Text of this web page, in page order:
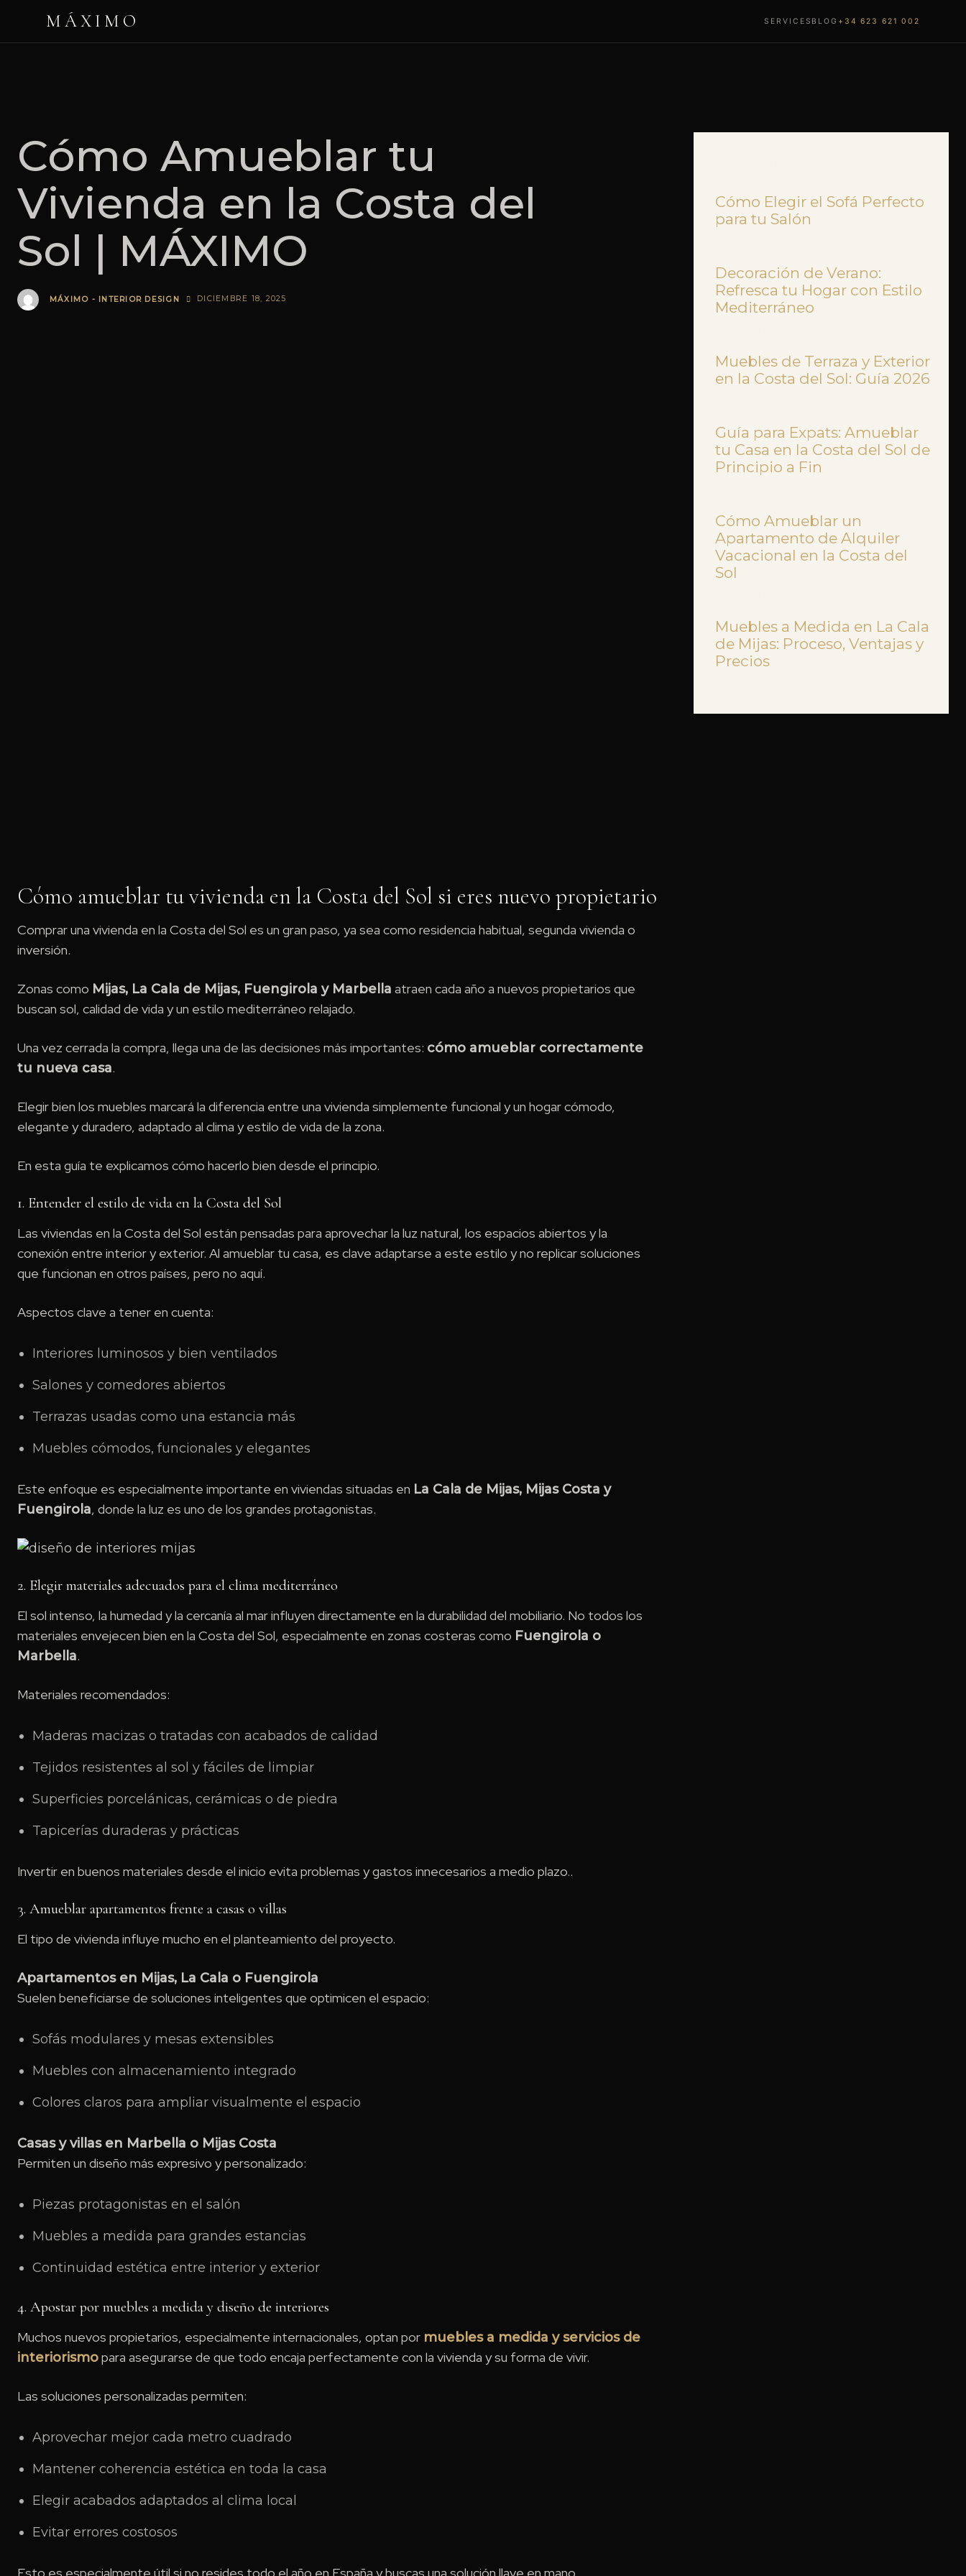
Cómo Amueblar tu
Vivienda en la Costa del
Sol | MÁXIMO
MÁXIMO - INTERIOR DESIGN DICIEMBRE 18, 2025
Cómo amueblar tu vivienda en la Costa del Sol si eres nuevo propietario
Comprar una vivienda en la Costa del Sol es un gran paso, ya sea como residencia habitual, segunda vivienda o
inversión.
Zonas como Mijas, La Cala de Mijas, Fuengirola y Marbella atraen cada año a nuevos propietarios que
buscan sol, calidad de vida y un estilo mediterráneo relajado.
Una vez cerrada la compra, llega una de las decisiones más importantes: cómo amueblar correctamente
tu nueva casa.
Elegir bien los muebles marcará la diferencia entre una vivienda simplemente funcional y un hogar cómodo,
elegante y duradero, adaptado al clima y estilo de vida de la zona.
En esta guía te explicamos cómo hacerlo bien desde el principio.
1. Entender el estilo de vida en la Costa del Sol
Las viviendas en la Costa del Sol están pensadas para aprovechar la luz natural, los espacios abiertos y la
conexión entre interior y exterior. Al amueblar tu casa, es clave adaptarse a este estilo y no replicar soluciones
que funcionan en otros países, pero no aquí.
Aspectos clave a tener en cuenta:
Interiores luminosos y bien ventilados
Salones y comedores abiertos
Terrazas usadas como una estancia más
Muebles cómodos, funcionales y elegantes
Este enfoque es especialmente importante en viviendas situadas en La Cala de Mijas, Mijas Costa y
Fuengirola, donde la luz es uno de los grandes protagonistas.
2. Elegir materiales adecuados para el clima mediterráneo
El sol intenso, la humedad y la cercanía al mar influyen directamente en la durabilidad del mobiliario. No todos los
materiales envejecen bien en la Costa del Sol, especialmente en zonas costeras como Fuengirola o
Marbella.
Materiales recomendados:
Maderas macizas o tratadas con acabados de calidad
Tejidos resistentes al sol y fáciles de limpiar
Superficies porcelánicas, cerámicas o de piedra
Tapicerías duraderas y prácticas
Invertir en buenos materiales desde el inicio evita problemas y gastos innecesarios a medio plazo..
3. Amueblar apartamentos frente a casas o villas
El tipo de vivienda influye mucho en el planteamiento del proyecto.
Apartamentos en Mijas, La Cala o Fuengirola
Suelen beneficiarse de soluciones inteligentes que optimicen el espacio:
Sofás modulares y mesas extensibles
Muebles con almacenamiento integrado
Colores claros para ampliar visualmente el espacio
Casas y villas en Marbella o Mijas Costa
Permiten un diseño más expresivo y personalizado:
Piezas protagonistas en el salón
Muebles a medida para grandes estancias
Continuidad estética entre interior y exterior
4. Apostar por muebles a medida y diseño de interiores
Muchos nuevos propietarios, especialmente internacionales, optan por muebles a medida y servicios de
interiorismopara asegurarse de que todo encaja perfectamente con la vivienda y su forma de vivir.
Las soluciones personalizadas permiten:
Aprovechar mejor cada metro cuadrado
Mantener coherencia estética en toda la casa
Elegir acabados adaptados al clima local
Evitar errores costosos
Cómo Elegir el Sofá Perfecto
para tu Salón
Decoración de Verano:
Refresca tu Hogar con Estilo
Mediterráneo
Muebles de Terraza y Exterior
en la Costa del Sol: Guía 2026
Guía para Expats: Amueblar
tu Casa en la Costa del Sol de
Principio a Fin
Cómo Amueblar un
Apartamento de Alquiler
Vacacional en la Costa del
Sol
Muebles a Medida en La Cala
de Mijas: Proceso, Ventajas y
Precios
MÁXIMO SERVICES BLOG +34 623 621 002